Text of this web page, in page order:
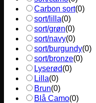
Carbon sort(0)
sort/lilla(0)
sort/grøn(0)
sort/navy(0)
sort/burgundy(0)
sort/bronze(0)
Lyserød(0)
Lilla(0)
Brun(0)
Blå Camo(0)